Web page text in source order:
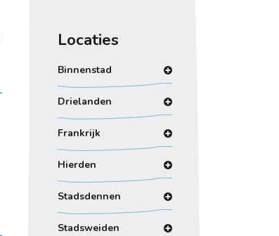
Locaties
Binnenstad
Drielanden
Frankrijk
Hierden
Stadsdennen
Stadsweiden